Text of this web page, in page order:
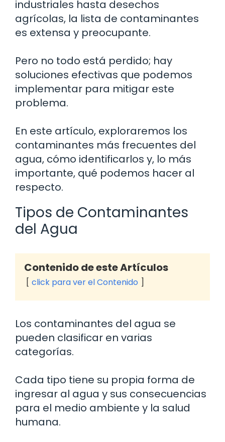
industriales hasta desechos
agrícolas, la lista de contaminantes
es extensa y preocupante.
Pero no todo está perdido; hay
soluciones efectivas que podemos
implementar para mitigar este
problema.
En este artículo, exploraremos los
contaminantes más frecuentes del
agua, cómo identificarlos y, lo más
importante, qué podemos hacer al
respecto.
Tipos de Contaminantes
del Agua
Contenido de este Artículos
click para ver el Contenido
Los contaminantes del agua se
pueden clasificar en varias
categorías.
Cada tipo tiene su propia forma de
ingresar al agua y sus consecuencias
para el medio ambiente y la salud
humana.